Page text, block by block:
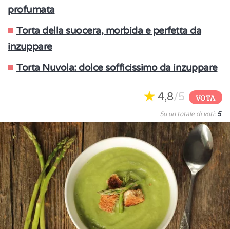
profumata
Torta della suocera, morbida e perfetta da
inzuppare
Torta Nuvola: dolce sofficissimo da inzuppare
4,8/5 VOTA
Su un totale di voti: 5